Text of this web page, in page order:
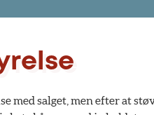
med salget, men efter at